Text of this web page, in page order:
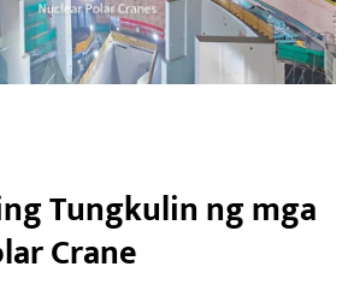
Tungkulin ng mga
Crane